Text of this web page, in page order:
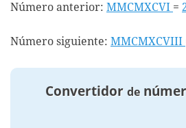
Número anterior: MMCMXCVI =
Número siguiente: MMCMXCVIII
Convertidor de